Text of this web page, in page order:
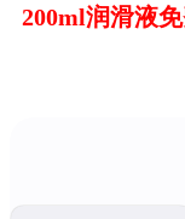
200ml润滑液